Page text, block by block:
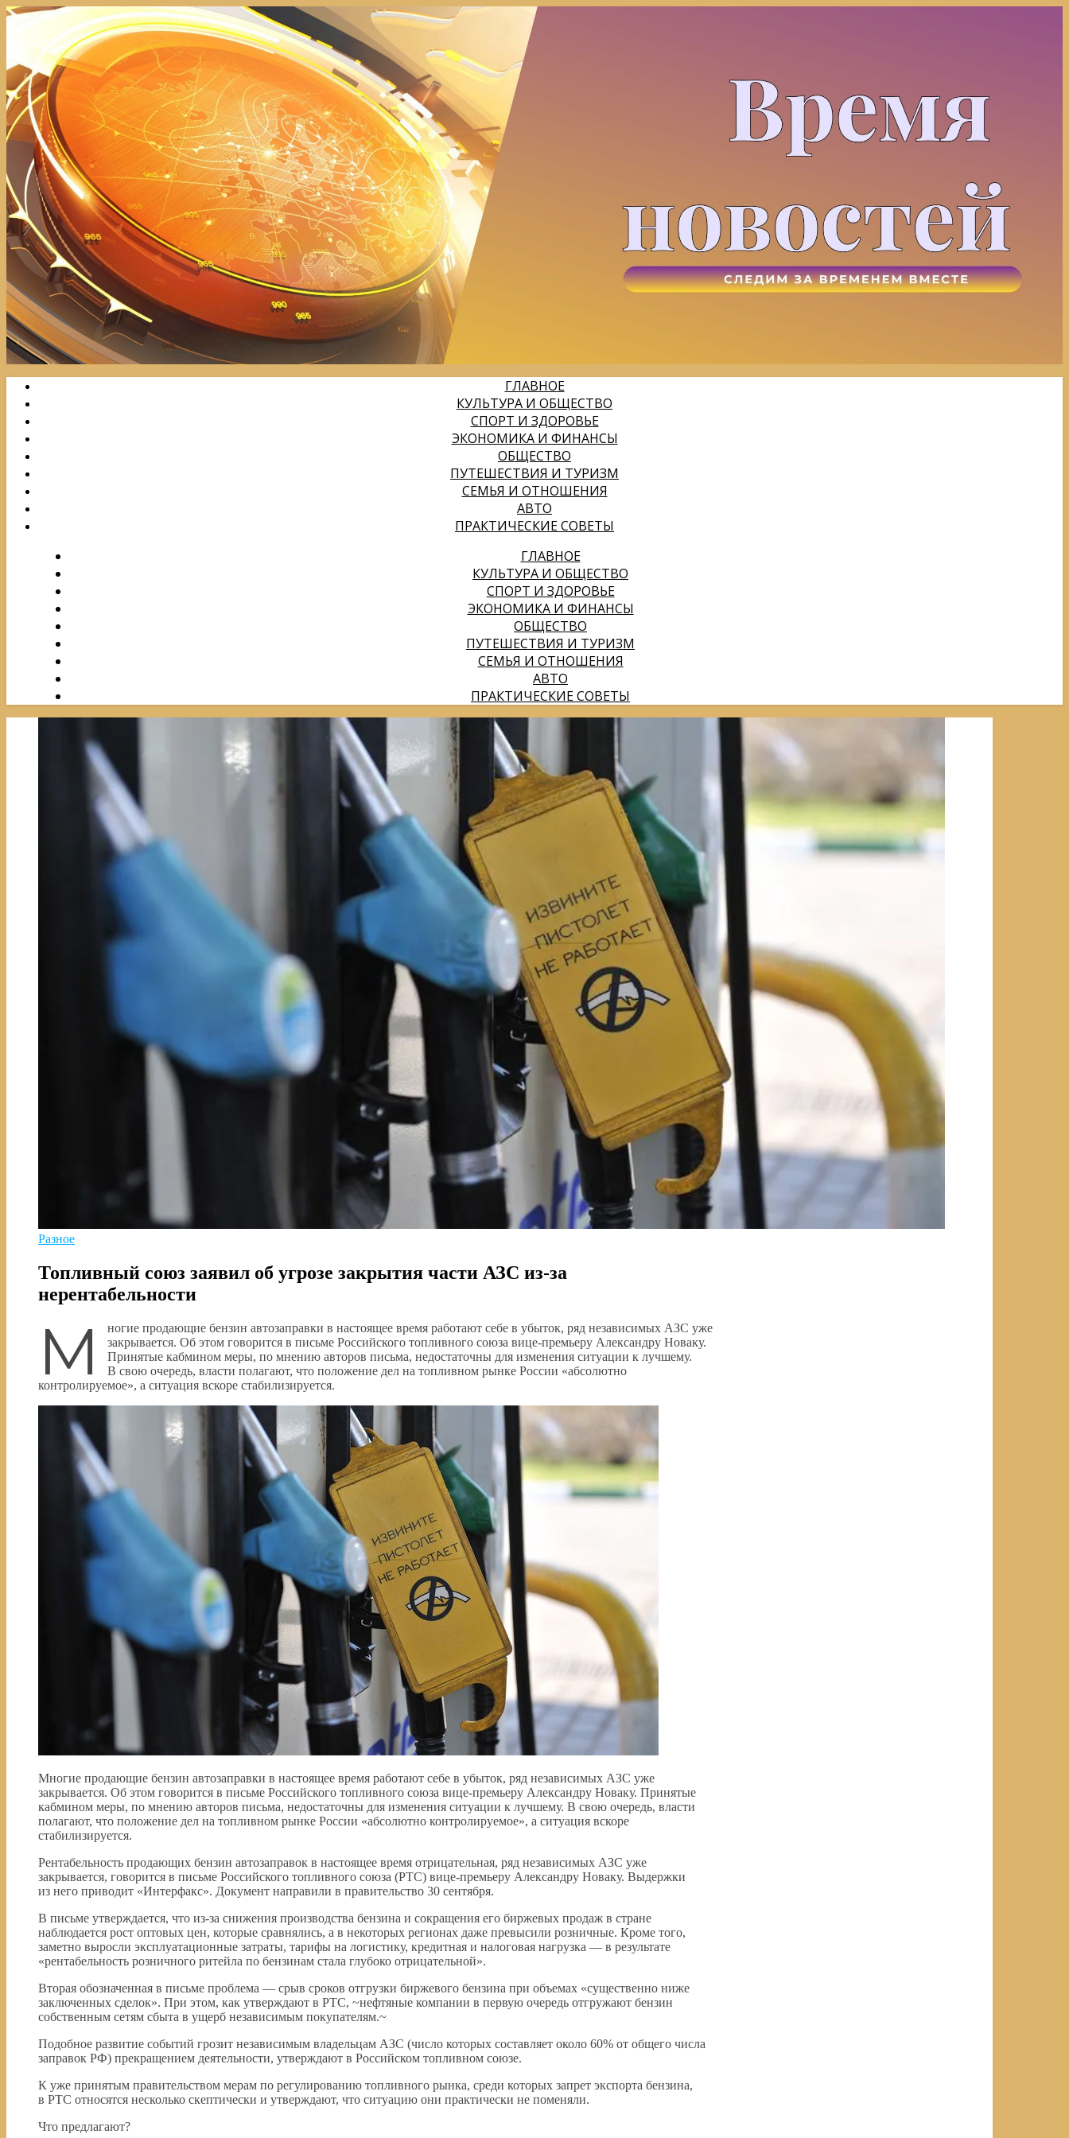
ГЛАВНОЕ
КУЛЬТУРА И ОБЩЕСТВО
СПОРТ И ЗДОРОВЬЕ
ЭКОНОМИКА И ФИНАНСЫ
ОБЩЕСТВО
ПУТЕШЕСТВИЯ И ТУРИЗМ
СЕМЬЯ И ОТНОШЕНИЯ
АВТО
ПРАКТИЧЕСКИЕ СОВЕТЫ
ГЛАВНОЕ
КУЛЬТУРА И ОБЩЕСТВО
СПОРТ И ЗДОРОВЬЕ
ЭКОНОМИКА И ФИНАНСЫ
ОБЩЕСТВО
ПУТЕШЕСТВИЯ И ТУРИЗМ
СЕМЬЯ И ОТНОШЕНИЯ
АВТО
ПРАКТИЧЕСКИЕ СОВЕТЫ
Разное
Топливный союз заявил об угрозе закрытия части АЗС из-за
нерентабельности
М
ногие продающие бензин автозаправки в настоящее время работают себе в убыток, ряд независимых АЗС уже
закрывается. Об этом говорится в письме Российского топливного союза вице-премьеру Александру Новаку.
Принятые кабмином меры, по мнению авторов письма, недостаточны для изменения ситуации к лучшему.
В свою очередь, власти полагают, что положение дел на топливном рынке России «абсолютно
контролируемое», а ситуация вскоре стабилизируется.
Многие продающие бензин автозаправки в настоящее время работают себе в убыток, ряд независимых АЗС уже
закрывается. Об этом говорится в письме Российского топливного союза вице-премьеру Александру Новаку. Принятые
кабмином меры, по мнению авторов письма, недостаточны для изменения ситуации к лучшему. В свою очередь, власти
полагают, что положение дел на топливном рынке России «абсолютно контролируемое», а ситуация вскоре
стабилизируется.
Рентабельность продающих бензин автозаправок в настоящее время отрицательная, ряд независимых АЗС уже
закрывается, говорится в письме Российского топливного союза (РТС) вице-премьеру Александру Новаку. Выдержки
из него приводит «Интерфакс». Документ направили в правительство 30 сентября.
В письме утверждается, что из-за снижения производства бензина и сокращения его биржевых продаж в стране
наблюдается рост оптовых цен, которые сравнялись, а в некоторых регионах даже превысили розничные. Кроме того,
заметно выросли эксплуатационные затраты, тарифы на логистику, кредитная и налоговая нагрузка — в результате
«рентабельность розничного ритейла по бензинам стала глубоко отрицательной».
Вторая обозначенная в письме проблема — срыв сроков отгрузки биржевого бензина при объемах «существенно ниже
заключенных сделок». При этом, как утверждают в РТС, ~нефтяные компании в первую очередь отгружают бензин
собственным сетям сбыта в ущерб независимым покупателям.~
Подобное развитие событий грозит независимым владельцам АЗС (число которых составляет около 60% от общего числа
заправок РФ) прекращением деятельности, утверждают в Российском топливном союзе.
К уже принятым правительством мерам по регулированию топливного рынка, среди которых запрет экспорта бензина,
в РТС относятся несколько скептически и утверждают, что ситуацию они практически не поменяли.
Что предлагают?